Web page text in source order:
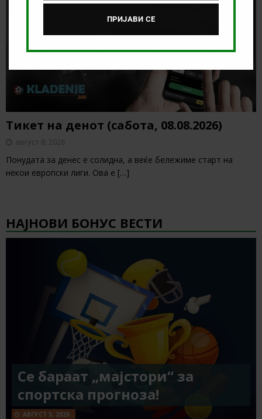
Тикет на денот (сабота, 08.08.2026)
август 8, 2026
Понудата за денес е солидна, а веќе бележиме старт на
некои европски лиги. Ова е […]
НАЈНОВИ БОНУС ВЕСТИ
Се бараат „мајстори“ за
спортска прогноза!
АВГУСТ 5, 2026
ПРИЈАВИ СЕ